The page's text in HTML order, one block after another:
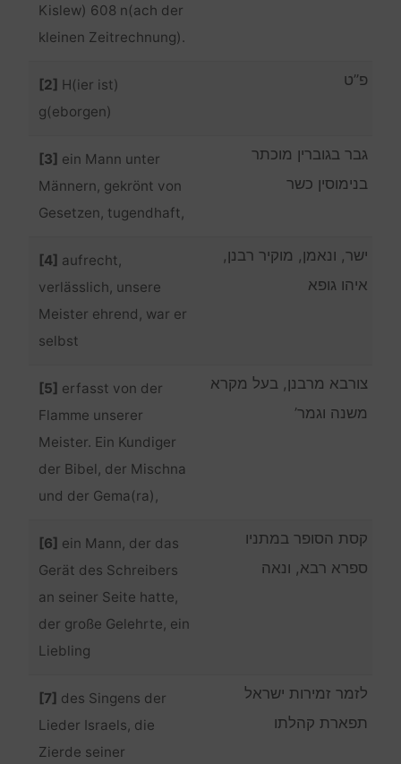
Kislew) 608 n(ach der
kleinen Zeitrechnung).
[2] H(ier ist)
g(eborgen)
פ”ט
[3] ein Mann unter
Männern, gekrönt von
Gesetzen, tugendhaft,
גבר בגוברין מוכתר
בנימוסין כשר
[4] aufrecht,
verlässlich, unsere
Meister ehrend, war er
selbst
ישר, ונאמן, מוקיר רבנן,
איהו גופא
[5] erfasst von der
Flamme unserer
Meister. Ein Kundiger
der Bibel, der Mischna
und der Gema(ra),
צורבא מרבנן, בעל מקרא
משנה וגמר’
[6] ein Mann, der das
Gerät des Schreibers
an seiner Seite hatte,
der große Gelehrte, ein
Liebling
קסת הסופר במתניו
ספרא רבא, ונאה
[7] des Singens der
Lieder Israels, die
Zierde seiner
לזמר זמירות ישראל
תפארת קהלתו